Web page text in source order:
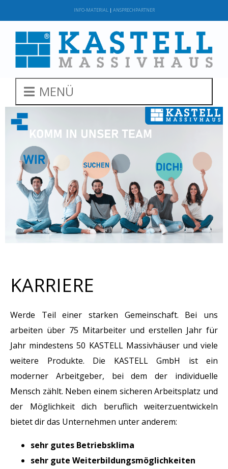
INFO-MATERIAL| ANSPRECHPARTNER
MENÜ
KARRIERE
Werde Teil einer starken Gemeinschaft. Bei uns
arbeiten über 75 Mitarbeiter und erstellen Jahr für
Jahr mindestens 50 KASTELL Massivhäuser und viele
weitere Produkte. Die KASTELL GmbH ist ein
moderner Arbeitgeber, bei dem der individuelle
Mensch zählt. Neben einem sicheren Arbeitsplatz und
der Möglichkeit dich beruflich weiterzuentwickeln
bietet dir das Unternehmen unter anderem:
sehr gutes Betriebsklima
sehr gute Weiterbildungsmöglichkeiten